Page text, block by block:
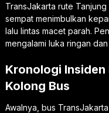
TransJakarta rute Tanjung
sempat menimbulkan
lalu lintas macet parah.
mengalami luka ringan
Kronologi
Kolong Bus
Awalnya, bus